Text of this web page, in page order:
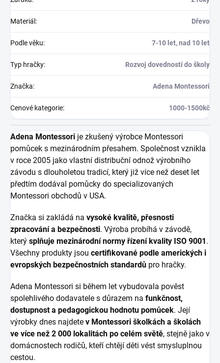
Materiál : Dřevo
Podle věku: 7-10 let, nad 10 let
Typ hračky: Rozvoj dovedností do školy
Značka: Adena Montessori
Cenové kategorie: 1000-1500kč
Adena Montessori je zkušený výrobce Montessori
pomůcek s mezinárodním přesahem. Společnost vznikla
v roce 2005 jako vlastní distribuční odnož výrobního
závodu s dlouholetou tradicí, který již více než deset let
předtím dodával pomůcky do specializovaných
Montessori obchodů v USA.
Značka si zakládá na vysoké kvalitě, přesnosti
zpracování a bezpečnosti. Výroba probíhá v závodě,
který splňuje mezinárodní normy řízení kvality ISO 9001 .
Všechny produkty jsou certifikované podle amerických i
evropských bezpečnostních standardů pro hračky.
Adena Montessori si během let vybudovala pověst
spolehlivého dodavatele s důrazem na funkčnost,
dostupnost a pedagogickou hodnotu pomůcek. Její
výrobky dnes najdete v Montessori školkách a školách
ve více než 2 000 lokalitách po celém světě, stejně jako v
domácnostech rodičů, kteří chtějí děti vést smysluplnou
cestou.